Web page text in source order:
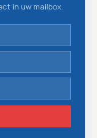
in uw mailbox.